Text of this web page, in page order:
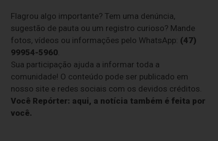
Flagrou algo importante? Tem uma denúncia,
sugestão de pauta ou um registro curioso? Mande
fotos, vídeos ou informações pelo WhatsApp: (47)
99954-5960.
Sua participação ajuda a informar toda a
comunidade! O conteúdo pode ser publicado em
nosso site e redes sociais com os devidos créditos.
Você Repórter: aqui, a notícia também é feita por
você.